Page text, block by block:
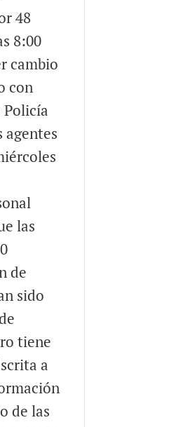
48
8:00
cambio
con
Policía
agentes
las
de
sido
tiene
a
de las